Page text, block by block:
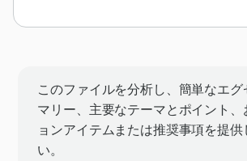
このファイルを分析し、簡単なエグ
マリー、主要なテーマとポイント、
ョンアイテムまたは推奨事項を提供
い。